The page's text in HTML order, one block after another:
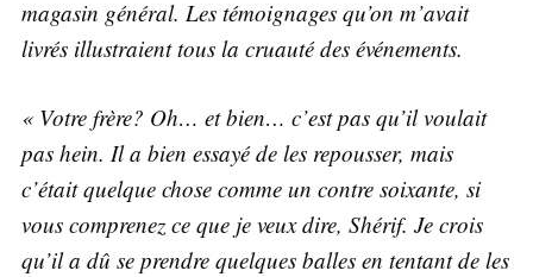
magasin général. Les témoignages qu’on m’avait
livrés illustraient tous la cruauté des événements.
« Votre frère? Oh… et bien… c’est pas qu’il voulait
pas hein. Il a bien essayé de les repousser, mais
c’était quelque chose comme un contre soixante, si
vous comprenez ce que je veux dire, Shérif. Je crois
qu’il a dû se prendre quelques balles en tentant de les